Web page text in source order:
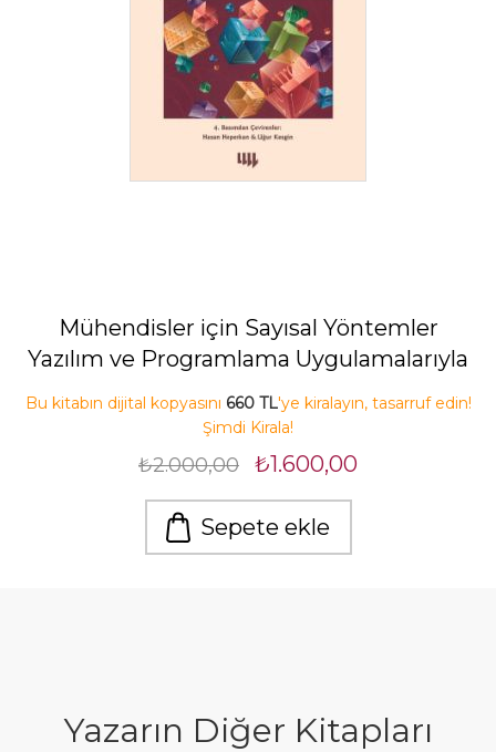
Mühendisler için Sayısal Yöntemler
Yazılım ve Programlama Uygulamalarıyla
Bu kitabın dijital kopyasını 660 TL'ye kiralayın, tasarruf edin!
Şimdi Kirala!
₺2.000,00 ₺1.600,00
Sepete ekle
Yazarın Diğer Kitapları